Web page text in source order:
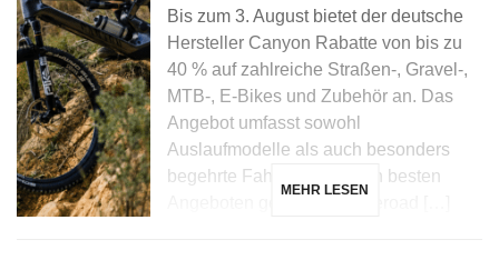
Bis zum 3. August bietet der deutsche
Hersteller Canyon Rabatte von bis zu
40 % auf zahlreiche Straßen-, Gravel-,
MTB-, E-Bikes und Zubehör an. Das
Angebot umfasst sowohl
Auslaufmodelle als auch besonders
begehrte Fahrräder. Zu den besten
MEHR LESEN